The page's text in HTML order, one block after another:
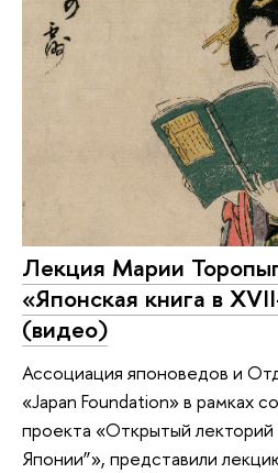
Лекция Марии
«Японская книга в
(видео)
Ассоциация японоведов и
«Japan Foundation» в рамках
проекта «Открытый лекторий
Японии”», представили